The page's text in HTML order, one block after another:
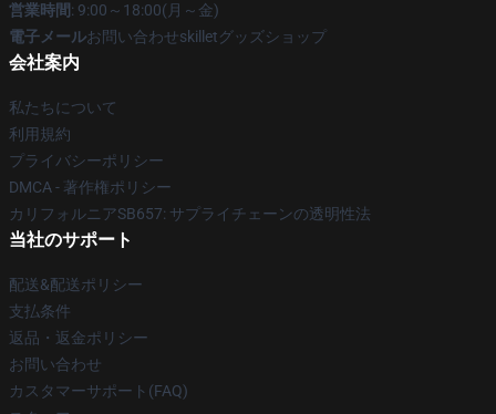
営業時間: 9:00～18:00(月～金)
電子メールお問い合わせskilletグッズショップ
会社案内
私たちについて
利用規約
プライバシーポリシー
DMCA - 著作権ポリシー
カリフォルニアSB657: サプライチェーンの透明性法
当社のサポート
配送&配送ポリシー
支払条件
返品・返金ポリシー
お問い合わせ
カスタマーサポート(FAQ)